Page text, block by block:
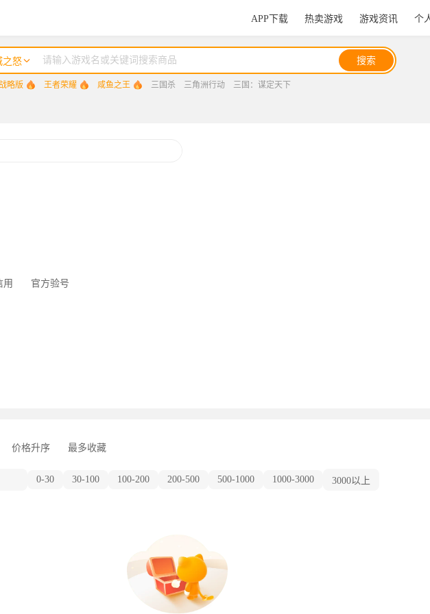
APP下载 热卖游戏 游戏资讯 个
之怒 搜索
略版 王者荣耀 咸鱼之王 三国杀 三角洲行动 三国：谋定天下
用 官方验号
价格升序 最多收藏
0-30 30-100 100-200 200-500 500-1000 1000-3000 3000以上